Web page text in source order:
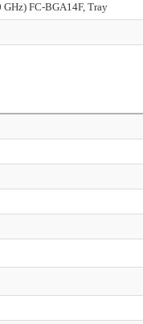
FC-BGA14F, Tray